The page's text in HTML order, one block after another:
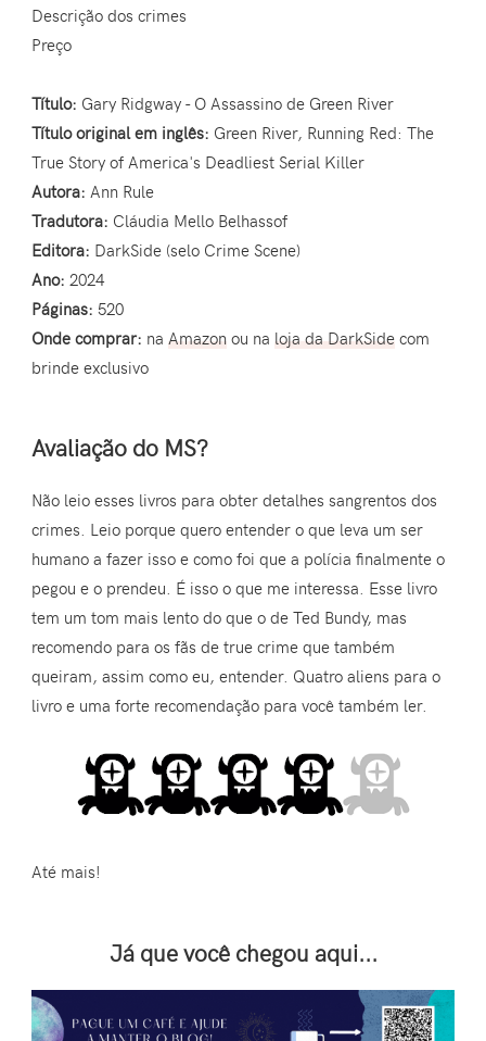
Descrição dos crimes
Preço
Título: Gary Ridgway - O Assassino de Green River
Título original em inglês: Green River, Running Red: The
True Story of America's Deadliest Serial Killer
Autora: Ann Rule
Tradutora: Cláudia Mello Belhassof
Editora: DarkSide (selo Crime Scene)
Ano: 2024
Páginas: 520
Onde comprar: naAmazon ou na loja da DarkSide com
brinde exclusivo
Avaliação do MS?
Não leio esses livros para obter detalhes sangrentos dos
crimes. Leio porque quero entender o que leva um ser
humano a fazer isso e como foi que a polícia finalmente o
pegou e o prendeu. É isso o que me interessa. Esse livro
tem um tom mais lento do que o de Ted Bundy, mas
recomendo para os fãs de true crime que também
queiram, assim como eu, entender. Quatro aliens para o
livro e uma forte recomendação para você também ler.
Até mais!
Já que você chegou aqui...